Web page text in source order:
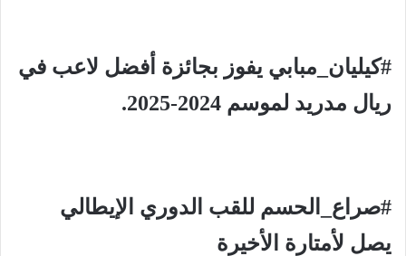
#كيليان_مبابي يفوز بجائزة أفضل لاعب في
ريال مدريد لموسم 2024-2025.
#صراع_الحسم للقب الدوري الإيطالي
يصل لأمتارة الأخيرة